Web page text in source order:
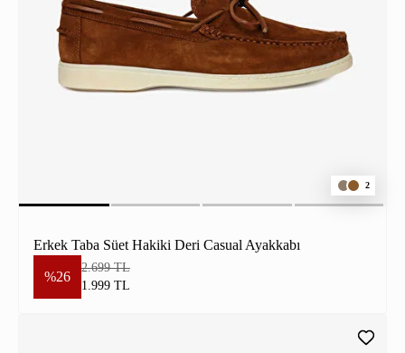
2
Erkek Taba Süet Hakiki Deri Casual Ayakkabı
%26
2.699 TL
1.999 TL